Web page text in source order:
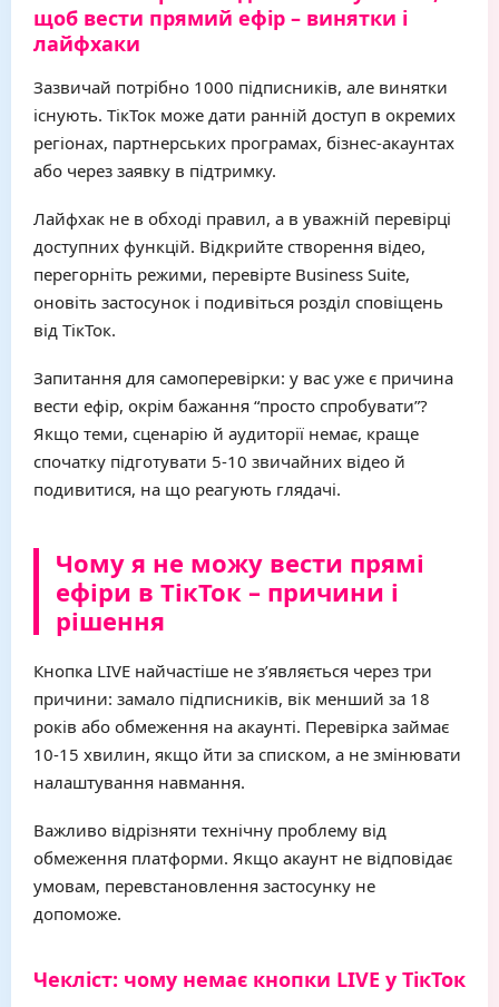
щоб вести прямий ефір – винятки і
лайфхаки
Зазвичай потрібно 1000 підписників, але винятки
існують. ТікТок може дати ранній доступ в окремих
регіонах, партнерських програмах, бізнес-акаунтах
або через заявку в підтримку.
Лайфхак не в обході правил, а в уважній перевірці
доступних функцій. Відкрийте створення відео,
перегорніть режими, перевірте Business Suite,
оновіть застосунок і подивіться розділ сповіщень
від ТікТок.
Запитання для самоперевірки: у вас уже є причина
вести ефір, окрім бажання “просто спробувати”?
Якщо теми, сценарію й аудиторії немає, краще
спочатку підготувати 5-10 звичайних відео й
подивитися, на що реагують глядачі.
Чому я не можу вести прямі
ефіри в ТікТок – причини і
рішення
Кнопка LIVE найчастіше не з’являється через три
причини: замало підписників, вік менший за 18
років або обмеження на акаунті. Перевірка займає
10-15 хвилин, якщо йти за списком, а не змінювати
налаштування навмання.
Важливо відрізняти технічну проблему від
обмеження платформи. Якщо акаунт не відповідає
умовам, перевстановлення застосунку не
допоможе.
Чекліст: чому немає кнопки LIVE у ТікТок